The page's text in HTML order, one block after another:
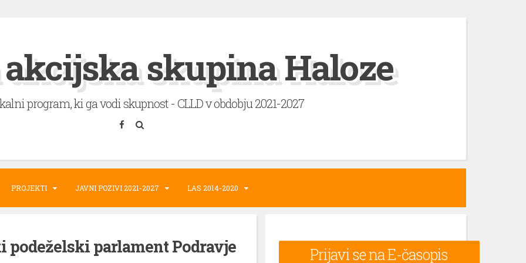
skupina Haloze
program, ki ga vodi skupnost - CLLD v obdobju 2021-2027
PROJEKTI JAVNI POZIVI 2021-2027 LAS 2014-2020
podeželski parlament Podravje Prijavi se na E-časopis